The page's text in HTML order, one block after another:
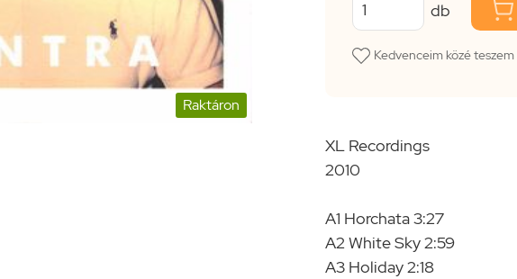
Raktáron
db
Kedvenceim közé teszem
XL Recordings
2010
A1 Horchata 3:27
A2 White Sky 2:59
A3 Holiday 2:18